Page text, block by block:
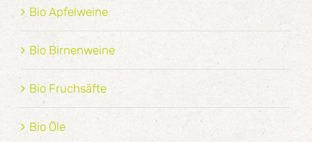
Bio Apfelweine
Bio Birnenweine
Bio Fruchsäfte
Bio Öle